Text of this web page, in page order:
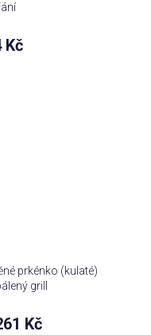
Kč
prkénko (kulaté)
grill
Kč